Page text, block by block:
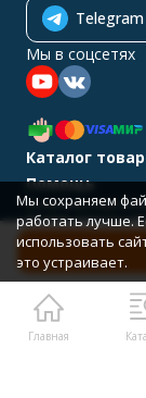
Главная
Telegram
Мы в соцсетях
Каталог
Помощь
Политика
© 2001-2026
Разработано в
Мы сохраняем
работать лучше.
использовать
это устраивает.